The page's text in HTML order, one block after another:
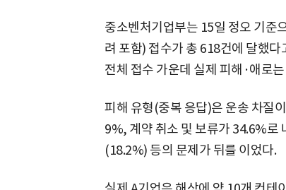
중소벤처기업부는 15일 정오 기준
려 포함) 접수가 총 618건에 달했
전체 접수 가운데 실제 피해·애로
피해 유형(중복 응답)은 운송 차질
9%, 계약 취소 및 보류가 34.6%로
(18.2%) 등의 문제가 뒤를 이었다.